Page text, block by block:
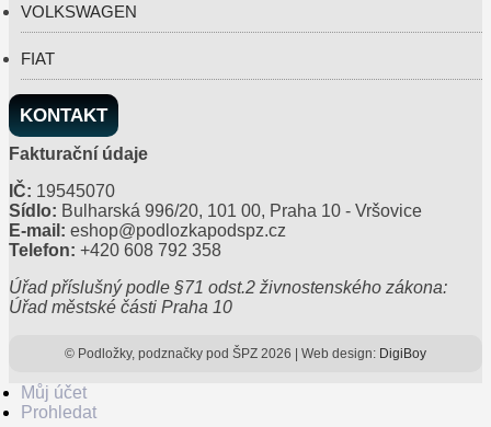
VOLKSWAGEN
FIAT
KONTAKT
Fakturační údaje
IČ: 19545070
Sídlo: Bulharská 996/20, 101 00, Praha 10 - Vršovice
E-mail: eshop@podlozkapodspz.cz
Telefon: +420 608 792 358
Úřad příslušný podle §71 odst.2 živnostenského zákona:
Úřad městské části Praha 10
© Podložky, podznačky pod ŠPZ 2026 | Web design: DigiBoy
Můj účet
Prohledat